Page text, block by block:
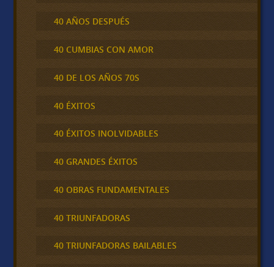
40 AÑOS DESPUÉS
40 CUMBIAS CON AMOR
40 DE LOS AÑOS 70S
40 ÉXITOS
40 ÉXITOS INOLVIDABLES
40 GRANDES ÉXITOS
40 OBRAS FUNDAMENTALES
40 TRIUNFADORAS
40 TRIUNFADORAS BAILABLES